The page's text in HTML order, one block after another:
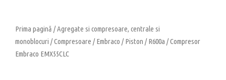
Prima pagină /Agregate si compresoare, centrale si
monoblocuri /Compresoare /Embraco /Piston /R600a / Compresor
Embraco EMX55CLC